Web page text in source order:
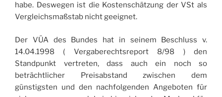
habe. Deswegen ist die Kostenschätzung der VSt als
Vergleichsmaßstab nicht geeignet.
Der VÜA des Bundes hat in seinem Beschluss v.
14.04.1998 ( Vergaberechtsreport 8/98 ) den
Standpunkt vertreten, dass auch ein noch so
beträchtlicher Preisabstand zwischen dem
günstigsten und den nachfolgenden Angeboten für